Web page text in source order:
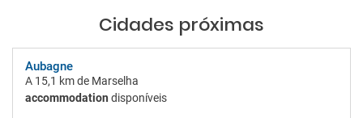
Cidades próximas
Aubagne
A 15,1 kmde Marselha
accommodation disponíveis